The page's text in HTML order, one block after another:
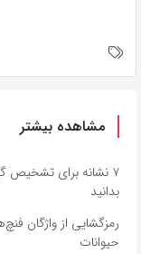
مشاهده بیشتر
۷ نشانه برای تشخیص
بدانید
رمزگشایی از واژگان
حیوانات